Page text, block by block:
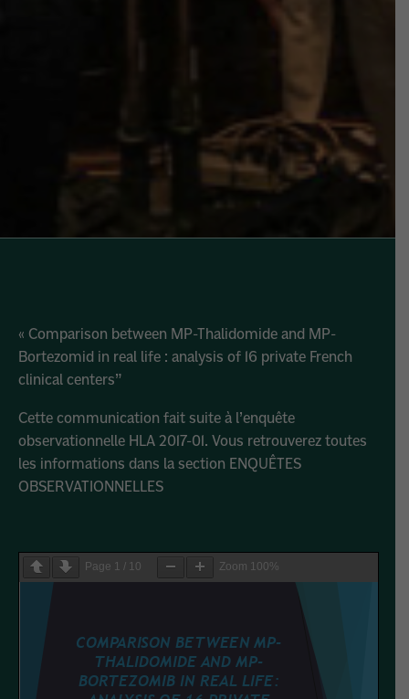
« Comparison between MP-Thalidomide and MP-
Bortezomid in real life : analysis of 16 private French
clinical centers”
Cette communication fait suite à l’enquête
observationnelle HLA 2017-01. Vous retrouverez toutes
les informations dans la section ENQUÊTES
OBSERVATIONNELLES
Page 1 / 10 Zoom 100%